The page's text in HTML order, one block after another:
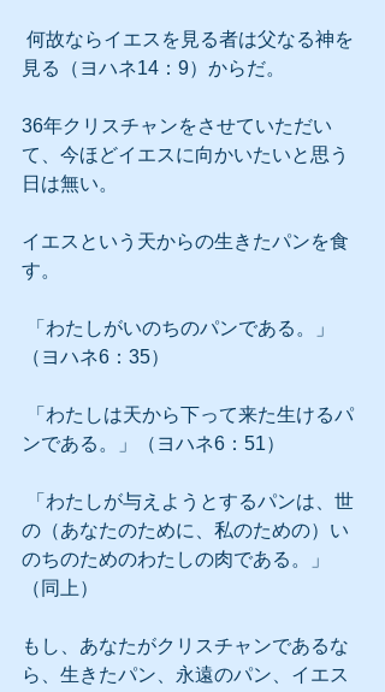
見る（ヨハネ14：9）からだ。
36年クリスチャンをさせていただい
て、今ほどイエスに向かいたいと思う
日は無い。
イエスという天からの生きたパンを食
す。
（ヨハネ6：35）
ンである。」（ヨハネ6：51）
の（あなたのために、私のための）い
のちのためのわたしの肉である。」
（同上）
もし、あなたがクリスチャンであるな
ら、生きたパン、永遠のパン、イエス